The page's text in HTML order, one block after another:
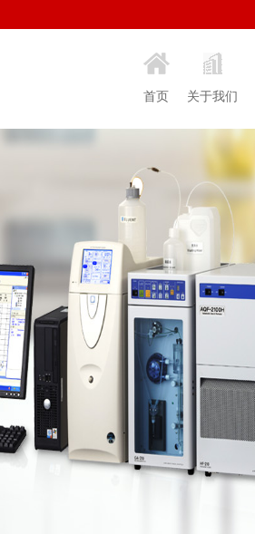
首页 关于我们